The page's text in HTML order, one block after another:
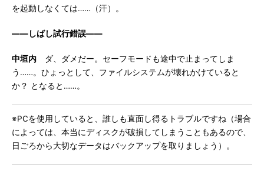
を起動しなくては……（汗）。
――しばし試行錯誤――
中垣内 ダ、ダメだー。セーフモードも途中で止まってしま
う……。ひょっとして、ファイルシステムが壊れかけていると
か？ となると……。
※PCを使用していると、誰しも直面し得るトラブルですね（場合
によっては、本当にディスクが破損してしまうこともあるので、
日ごろから大切なデータはバックアップを取りましょう）。